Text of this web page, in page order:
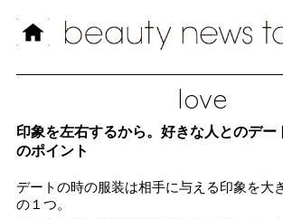
love
印象を左右するから。好きな人とのデー
のポイント
デートの時の服装は相手に与える印象を大
の１つ。